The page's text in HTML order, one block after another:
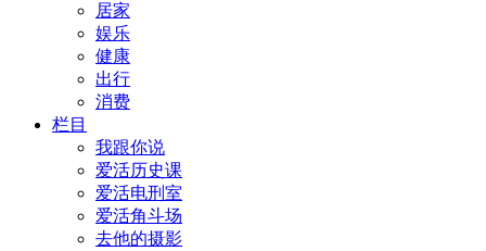
居家
娱乐
健康
出行
消费
栏目
我跟你说
爱活历史课
爱活电刑室
爱活角斗场
去他的摄影